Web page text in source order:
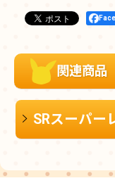
関連商品
SRスーパー